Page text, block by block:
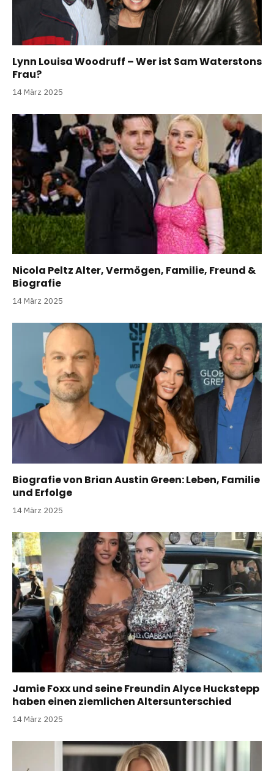
Lynn Louisa Woodruff – Wer ist Sam Waterstons
Frau?
14 März 2025
Nicola Peltz Alter, Vermögen, Familie, Freund &
Biografie
14 März 2025
Biografie von Brian Austin Green: Leben, Familie
und Erfolge
14 März 2025
Jamie Foxx und seine Freundin Alyce Huckstepp
haben einen ziemlichen Altersunterschied
14 März 2025